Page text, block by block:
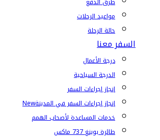
مواعيد الرحلات
حالة الرحلة
السفر معنا
درجة الأعمال
الدرجة السياحية
إنجاز إجراءات السفر
إنجاز إجراءات السفر في المدينةNew
خدمات المساعدة لأصحاب الهمم
طائرة بوينغ 737 ماكس